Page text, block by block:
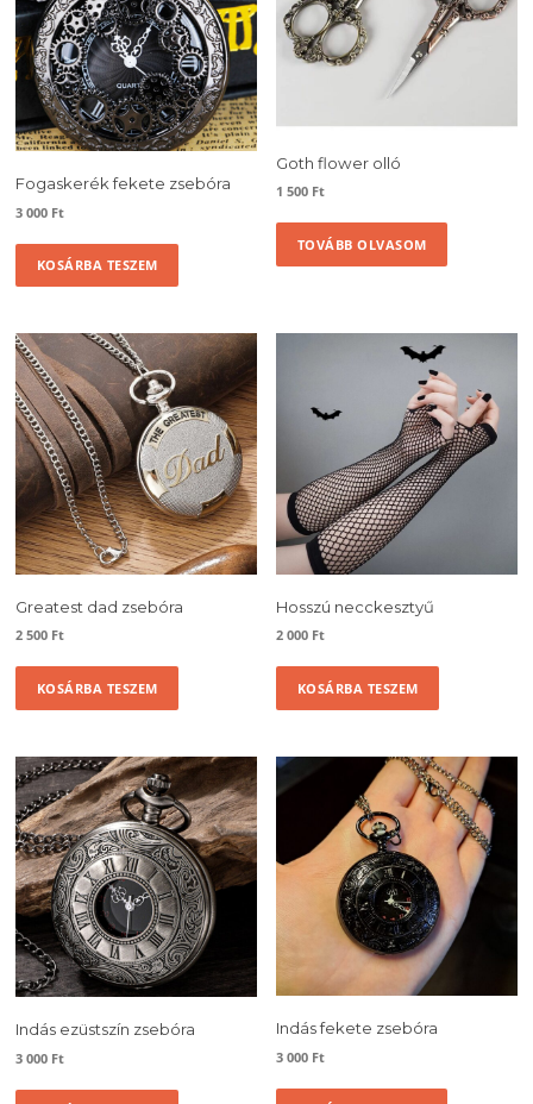
Fogaskerék fekete zsebóra
3 000 Ft
KOSÁRBA TESZEM
Goth flower olló
1 500 Ft
TOVÁBB OLVASOM
Greatest dad zsebóra
2 500 Ft
KOSÁRBA TESZEM
Hosszú necckesztyű
2 000 Ft
KOSÁRBA TESZEM
Indás ezüstszín zsebóra
3 000 Ft
Indás fekete zsebóra
3 000 Ft